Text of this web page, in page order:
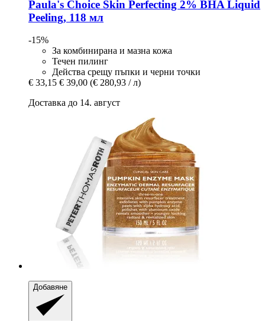
Paula's Choice Skin Perfecting 2% BHA Liquid
Peeling, 118 мл
-15%
За комбинирана и мазна кожа
Течен пилинг
Действа срещу пъпки и черни точки
€ 33,15 € 39,00 (€ 280,93 / л)
Доставка до 14. август
Добавяне